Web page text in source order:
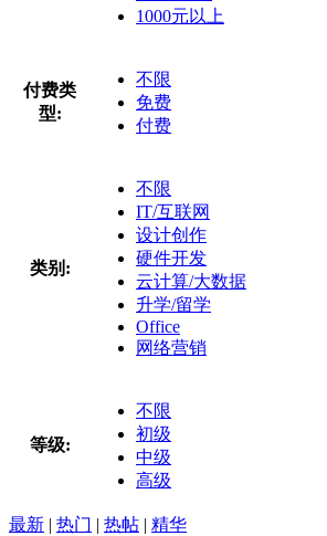
1000元以上
付费类
型:
不限
免费
付费
类别:
不限
IT/互联网
设计创作
硬件开发
云计算/大数据
升学/留学
Office
网络营销
等级:
不限
初级
中级
高级
最新 | 热门 | 热帖 | 精华